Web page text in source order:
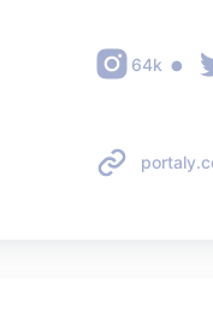
64k •